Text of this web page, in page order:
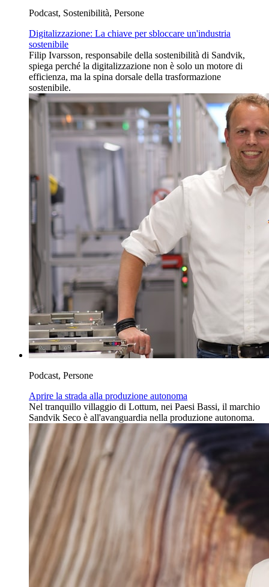
Podcast, Sostenibilità, Persone
Digitalizzazione: La chiave per sbloccare un'industria
sostenibile
Filip Ivarsson, responsabile della sostenibilità di Sandvik,
spiega perché la digitalizzazione non è solo un motore di
efficienza, ma la spina dorsale della trasformazione
sostenibile.
Podcast, Persone
Aprire la strada alla produzione autonoma
Nel tranquillo villaggio di Lottum, nei Paesi Bassi, il marchio
Sandvik Seco è all'avanguardia nella produzione autonoma.